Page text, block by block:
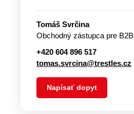
Tomáš Svrčina
Obchodný zástupca pre B2B
+420 604 896 517
tomas.svrcina@trestles.cz
Napísať dopyt